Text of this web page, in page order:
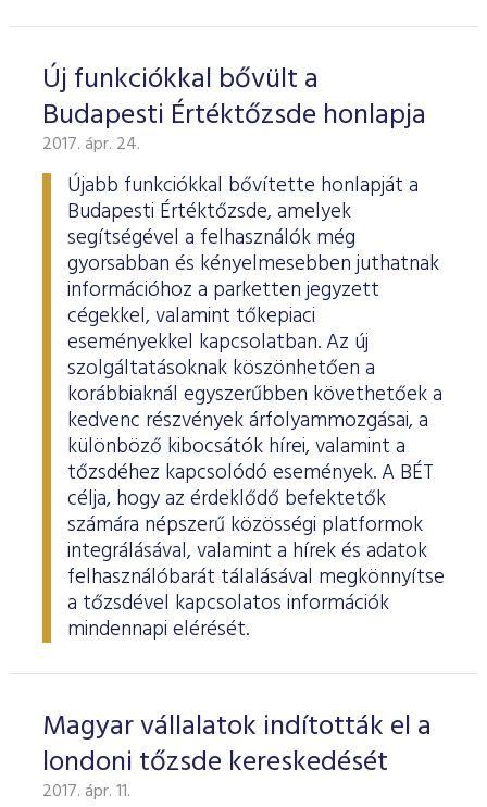
Új funkciókkal bővült a
Budapesti Értéktőzsde honlapja
2017. ápr. 24.
Újabb funkciókkal bővítette honlapját a
Budapesti Értéktőzsde, amelyek
segítségével a felhasználók még
gyorsabban és kényelmesebben juthatnak
információhoz a parketten jegyzett
cégekkel, valamint tőkepiaci
eseményekkel kapcsolatban. Az új
szolgáltatásoknak köszönhetően a
korábbiaknál egyszerűbben követhetőek a
kedvenc részvények árfolyammozgásai, a
különböző kibocsátók hírei, valamint a
tőzsdéhez kapcsolódó események. A BÉT
célja, hogy az érdeklődő befektetők
számára népszerű közösségi platformok
integrálásával, valamint a hírek és adatok
felhasználóbarát tálalásával megkönnyítse
a tőzsdével kapcsolatos információk
mindennapi elérését.
Magyar vállalatok indították el a
londoni tőzsde kereskedését
2017. ápr. 11.